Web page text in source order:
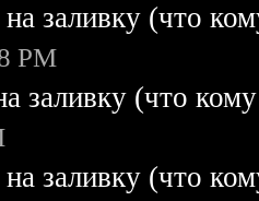
заливку (что
PM
заливку (что
заливку (что